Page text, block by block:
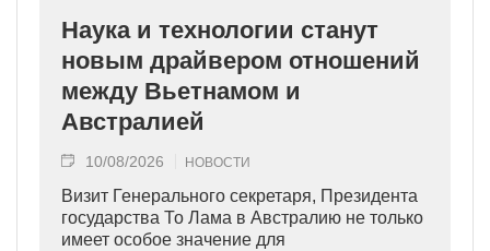
Наука и технологии станут
новым драйвером отношений
между Вьетнамом и
Австралией
10/08/2026 НОВОСТИ
Визит Генерального секретаря, Президента
государства То Лама в Австралию не только
имеет особое значение для